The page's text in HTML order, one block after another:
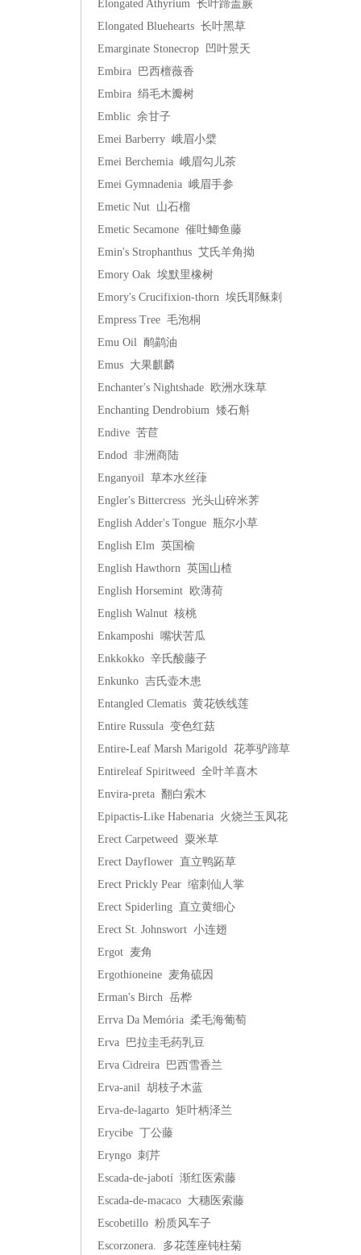
Elongated Athyrium 长叶蹄盖蕨
Elongated Bluehearts 长叶黑草
Emarginate Stonecrop 凹叶景天
Embira 巴西檀薇香
Embira 绢毛木瓣树
Emblic 余甘子
Emei Barberry 峨眉小檗
Emei Berchemia 峨眉勾儿茶
Emei Gymnadenia 峨眉手参
Emetic Nut 山石榴
Emetic Secamone 催吐鲫鱼藤
Emin's Strophanthus 艾氏羊角拗
Emory Oak 埃默里橡树
Emory's Crucifixion-thorn 埃氏耶稣刺
Empress Tree 毛泡桐
Emu Oil 鸸鹋油
Emus 大果麒麟
Enchanter's Nightshade 欧洲水珠草
Enchanting Dendrobium 矮石斛
Endive 苦苣
Endod 非洲商陆
Enganyoil 草本水丝葎
Engler's Bittercress 光头山碎米荠
English Adder's Tongue 瓶尔小草
English Elm 英国榆
English Hawthorn 英国山楂
English Horsemint 欧薄荷
English Walnut 核桃
Enkamposhi 嘴状苦瓜
Enkkokko 辛氏酸藤子
Enkunko 吉氏壶木患
Entangled Clematis 黄花铁线莲
Entire Russula 变色红菇
Entire-Leaf Marsh Marigold 花葶驴蹄草
Entireleaf Spiritweed 全叶羊喜木
Envira-preta 翻白索木
Epipactis-Like Habenaria 火烧兰玉凤花
Erect Carpetweed 粟米草
Erect Dayflower 直立鸭跖草
Erect Prickly Pear 缩刺仙人掌
Erect Spiderling 直立黄细心
Erect St. Johnswort 小连翅
Ergot 麦角
Ergothioneine 麦角硫因
Erman's Birch 岳桦
Errva Da Memória 柔毛海葡萄
Erva 巴拉圭毛药乳豆
Erva Cidreira 巴西雪香兰
Erva-anil 胡枝子木蓝
Erva-de-lagarto 矩叶柄泽兰
Erycibe 丁公藤
Eryngo 刺芹
Escada-de-jabotí 渐红医索藤
Escada-de-macaco 大穗医索藤
Escobetillo 粉质风车子
Escorzonera. 多花莲座钝柱菊